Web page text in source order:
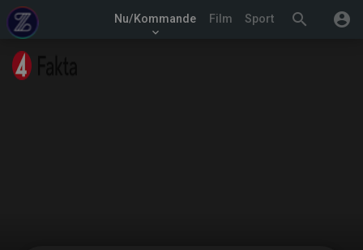
search account_circle
Nu/Kommande
keyboard_arrow_down
Film Sport